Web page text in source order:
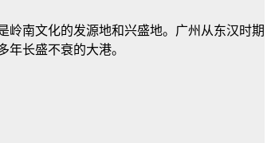
岭南文化的发源地和兴盛地。广州从东汉时期
长盛不衰的大港。